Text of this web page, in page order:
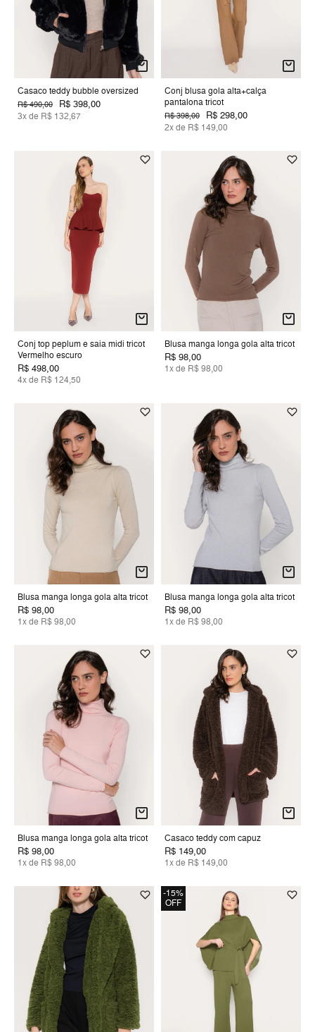
Casaco teddy bubble oversized
R$ 490,00 R$ 398,00
3x de R$ 132,67
Conj blusa gola alta+calça
pantalona tricot
R$ 398,00 R$ 298,00
2x de R$ 149,00
Conj top peplum e saia midi tricot
Vermelho escuro
R$ 498,00
4x de R$ 124,50
Blusa manga longa gola alta tricot
R$ 98,00
1x de R$ 98,00
Blusa manga longa gola alta tricot
R$ 98,00
1x de R$ 98,00
Blusa manga longa gola alta tricot
R$ 98,00
1x de R$ 98,00
Blusa manga longa gola alta tricot
R$ 98,00
1x de R$ 98,00
Casaco teddy com capuz
R$ 149,00
1x de R$ 149,00
-15%
OFF